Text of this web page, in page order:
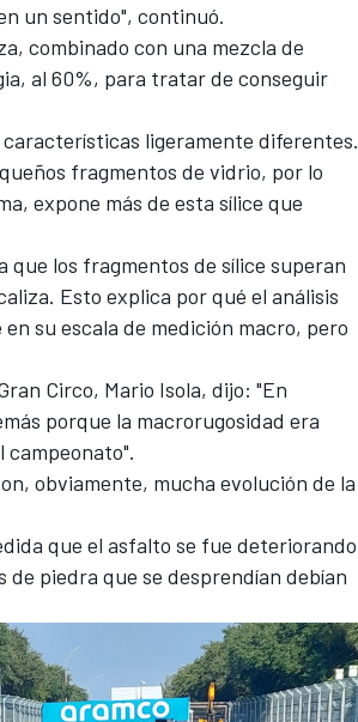
un sentido", continuó.
combinado con una mezcla de
al 60%, para tratar de conseguir
ligeramente diferentes.
fragmentos de vidrio, por lo
expone más de esta sílice que
los fragmentos de sílice superan
Esto explica por qué el análisis
su escala de medición macro, pero
Circo, Mario Isola, dijo: "En
porque la macrorugosidad era
campeonato".
obviamente, mucha evolución de la
que el asfalto se fue deteriorando
de piedra que se desprendían debían